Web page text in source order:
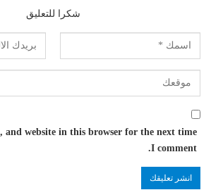
شكرا للتعليق
and website in this browser for the next time
I comment.